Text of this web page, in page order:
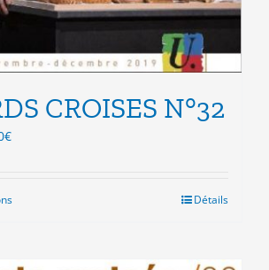
CROISES N°32
€
Ce
Détails